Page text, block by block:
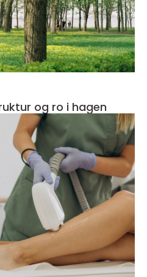
og ro i hagen